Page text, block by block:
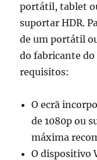
portátil, tablet
suportar HDR.
de um portátil
do fabricante
requisitos:
O ecrã
de 1080p ou
máxima
O dispositivo